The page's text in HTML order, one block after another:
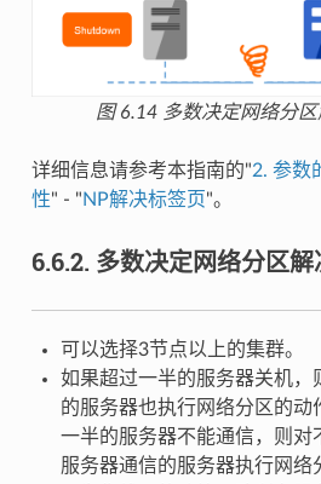
图 6.14 多数决定网络分
详细信息请参考本指南的"2. 参数
性" - "NP解决标签页"。
6.6.2. 多数决定网络分区
可以选择3节点以上的集群。
如果超过一半的服务器关机，
的服务器也执行网络分区的动
一半的服务器不能通信，则对
服务器通信的服务器执行网络